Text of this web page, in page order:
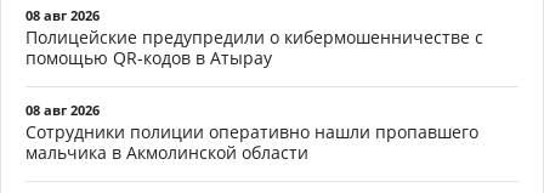
08 авг 2026
Полицейские предупредили о кибермошенничестве с
помощью QR-кодов в Атырау
08 авг 2026
Сотрудники полиции оперативно нашли пропавшего
мальчика в Акмолинской области